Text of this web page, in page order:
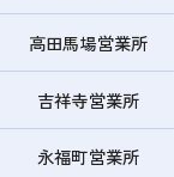
高田馬場営業所
吉祥寺営業所
永福町営業所